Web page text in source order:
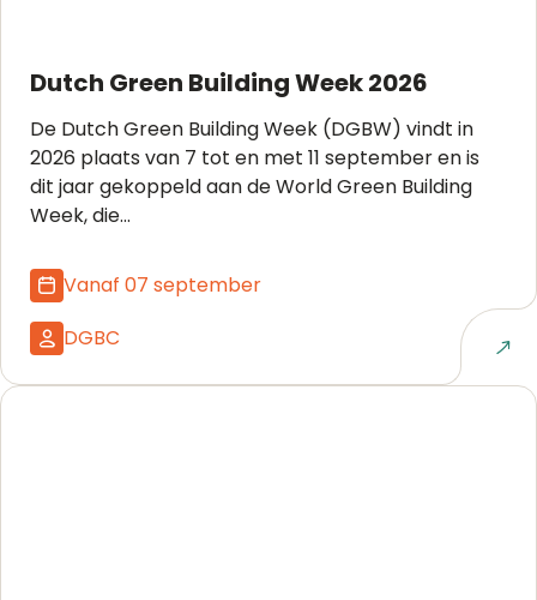
Dutch Green Building Week 2026
De Dutch Green Building Week (DGBW) vindt in
2026 plaats van 7 tot en met 11 september en is
dit jaar gekoppeld aan de World Green Building
Week, die...
Vanaf 07 september
DGBC
Naar event